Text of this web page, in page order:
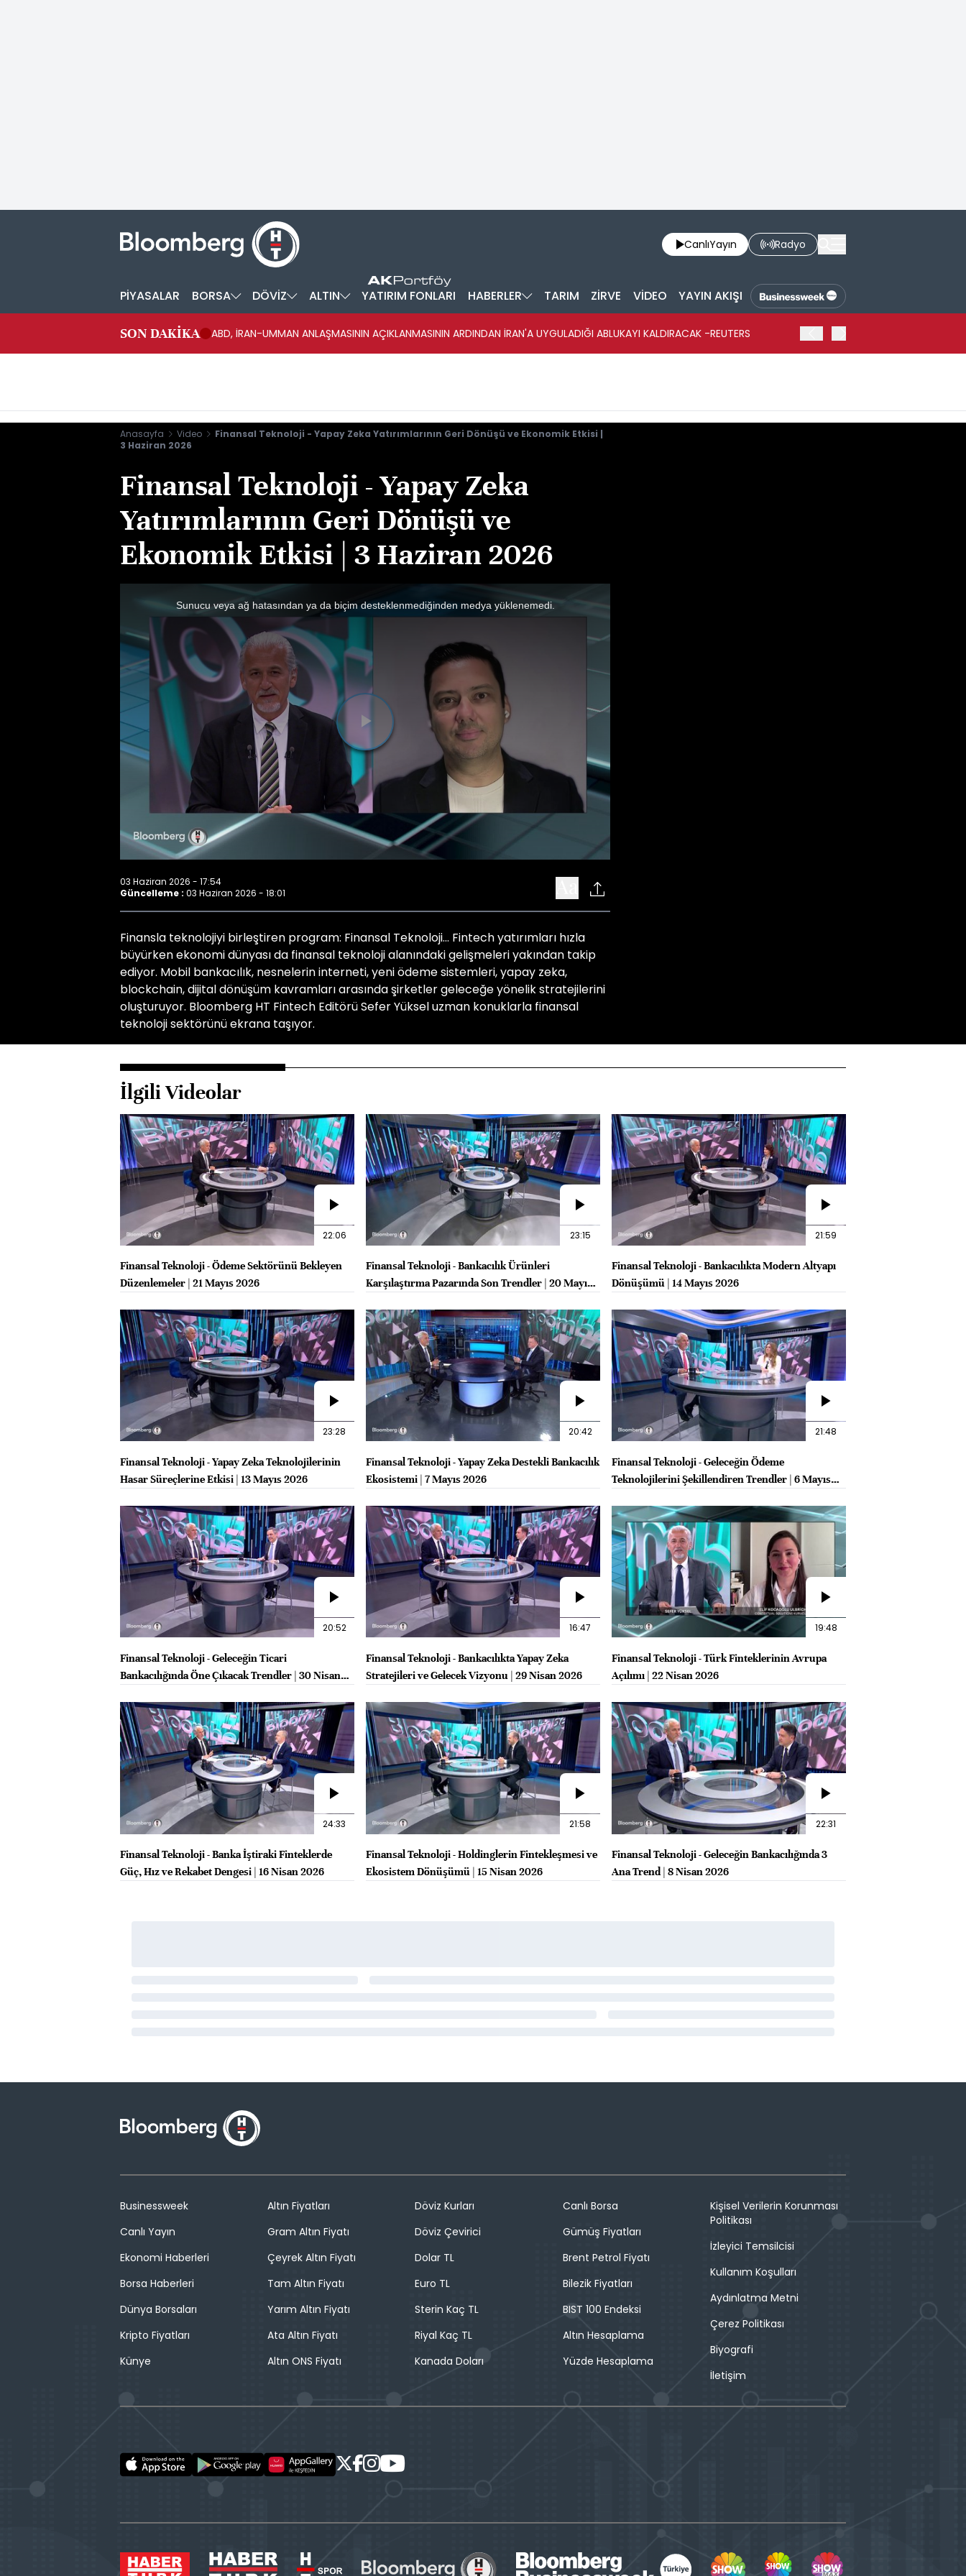
CanlıYayın Radyo
PİYASALAR BORSA DÖVİZ ALTIN YATIRIM FONLARI HABERLER TARIM ZİRVE VİDEO YAYIN AKIŞI
SON DAKİKA ABD, İRAN-UMMAN ANLAŞMASININ AÇIKLANMASININ ARDINDAN İRAN'A UYGULADIĞI ABLUKAYI KALDIRACAK -REUTERS
Anasayfa Video
Finansal Teknoloji - Yapay Zeka Yatırımlarının Geri Dönüşü ve Ekonomik Etkisi |
3 Haziran 2026
Finansal Teknoloji - Yapay Zeka
Yatırımlarının Geri Dönüşü ve
Ekonomik Etkisi | 3 Haziran 2026
Videoyu
Oynat
Sunucu veya ağ hatasından ya da biçim desteklenmediğinden medya yüklenemedi.
03 Haziran 2026 - 17:54
Güncelleme : 03 Haziran 2026 - 18:01
Finansla teknolojiyi birleştiren program: Finansal Teknoloji... Fintech yatırımları hızla
büyürken ekonomi dünyası da finansal teknoloji alanındaki gelişmeleri yakından takip
ediyor. Mobil bankacılık, nesnelerin interneti, yeni ödeme sistemleri, yapay zeka,
blockchain, dijital dönüşüm kavramları arasında şirketler geleceğe yönelik stratejilerini
oluşturuyor. Bloomberg HT Fintech Editörü Sefer Yüksel uzman konuklarla finansal
teknoloji sektörünü ekrana taşıyor.
İlgili Videolar
22:06
Finansal Teknoloji - Ödeme Sektörünü Bekleyen
Düzenlemeler | 21 Mayıs 2026
23:15
Finansal Teknoloji - Bankacılık Ürünleri
Karşılaştırma Pazarında Son Trendler | 20 Mayıs
21:59
Finansal Teknoloji - Bankacılıkta Modern Altyapı
Dönüşümü | 14 Mayıs 2026
23:28
Finansal Teknoloji - Yapay Zeka Teknolojilerinin
Hasar Süreçlerine Etkisi | 13 Mayıs 2026
20:42
Finansal Teknoloji - Yapay Zeka Destekli Bankacılık
Ekosistemi | 7 Mayıs 2026
21:48
Finansal Teknoloji - Geleceğin Ödeme
Teknolojilerini Şekillendiren Trendler | 6 Mayıs
20:52
Finansal Teknoloji - Geleceğin Ticari
Bankacılığında Öne Çıkacak Trendler | 30 Nisan
16:47
Finansal Teknoloji - Bankacılıkta Yapay Zeka
Stratejileri ve Gelecek Vizyonu | 29 Nisan 2026
19:48
Finansal Teknoloji - Türk Finteklerinin Avrupa
Açılımı | 22 Nisan 2026
24:33
Finansal Teknoloji - Banka İştiraki Finteklerde
Güç, Hız ve Rekabet Dengesi | 16 Nisan 2026
21:58
Finansal Teknoloji - Holdinglerin Fintekleşmesi ve
Ekosistem Dönüşümü | 15 Nisan 2026
22:31
Finansal Teknoloji - Geleceğin Bankacılığında 3
Ana Trend | 8 Nisan 2026
Businessweek
Canlı Yayın
Ekonomi Haberleri
Borsa Haberleri
Dünya Borsaları
Kripto Fiyatları
Künye
Altın Fiyatları
Gram Altın Fiyatı
Çeyrek Altın Fiyatı
Tam Altın Fiyatı
Yarım Altın Fiyatı
Ata Altın Fiyatı
Altın ONS Fiyatı
Döviz Kurları
Döviz Çevirici
Dolar TL
Euro TL
Sterin Kaç TL
Riyal Kaç TL
Kanada Doları
Canlı Borsa
Gümüş Fiyatları
Brent Petrol Fiyatı
Bilezik Fiyatları
BIST 100 Endeksi
Altın Hesaplama
Yüzde Hesaplama
Kişisel Verilerin Korunması
Politikası
İzleyici Temsilcisi
Kullanım Koşulları
Aydınlatma Metni
Çerez Politikası
Biyografi
İletişim